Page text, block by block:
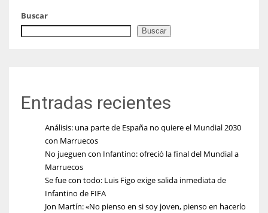
Buscar
Buscar
Entradas recientes
Análisis: una parte de España no quiere el Mundial 2030
con Marruecos
No jueguen con Infantino: ofreció la final del Mundial a
Marruecos
Se fue con todo: Luis Figo exige salida inmediata de
Infantino de FIFA
Jon Martín: «No pienso en si soy joven, pienso en hacerlo